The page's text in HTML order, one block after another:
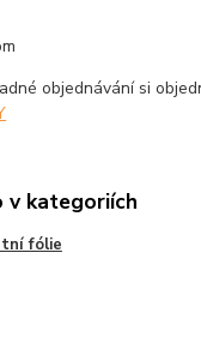
objednávání si
v kategoriích
fólie